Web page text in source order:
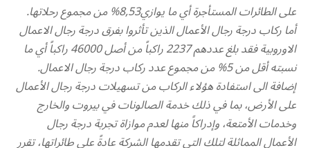
على الطائرات المستأجرة أي ما يوازي8,53% من مجموع رحلاتها.
أما ركاب درجة رجال الأعمال الذين تأثروا بفرق درجة رجال الاعمال
الاوروبية فقد بلغ عددهم 2237 راكباً من أصل 46000 راكباً أي ما
نسبته أقل من 5% من مجموع عدد ركاب درجة رجال الاعمال.
إضافة الى استفادة هؤلاء الركاب من تسهيلات درجة رجال الأعمال
على الأرض، بما في ذلك خدمة الصالونات في بيروت والخارج
وخدمات الأمتعة، وإدراكاً منها لعدم موازاة تجربة درجة رجال
الأعمال المماثلة لتلك التي تقدمها الشركة عادةً على طائراتها، تقرر